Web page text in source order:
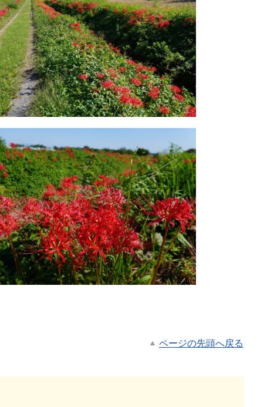
ページの先頭へ戻る